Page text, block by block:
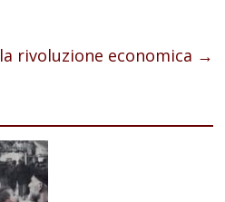
rivoluzione economica →